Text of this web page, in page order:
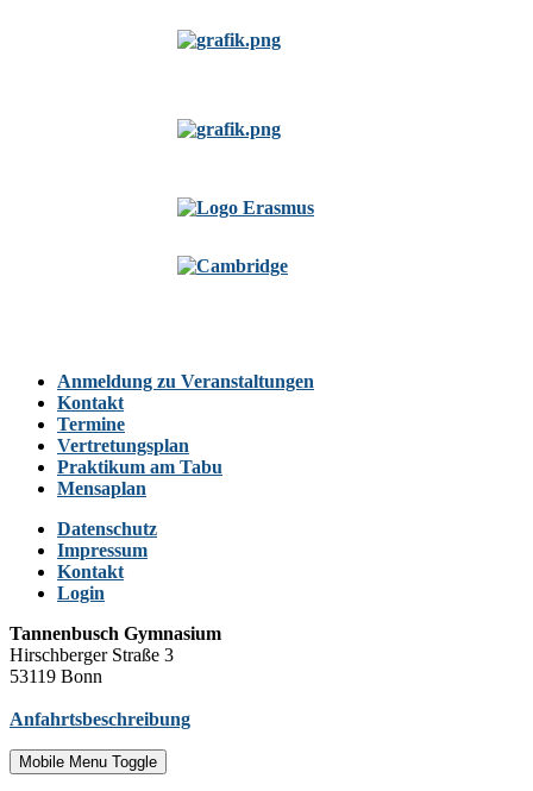
Anmeldung zu Veranstaltungen
Kontakt
Termine
Vertretungsplan
Praktikum am Tabu
Mensaplan
Datenschutz
Impressum
Kontakt
Login
Tannenbusch Gymnasium
Hirschberger Straße 3
53119 Bonn
Anfahrtsbeschreibung
Mobile Menu Toggle